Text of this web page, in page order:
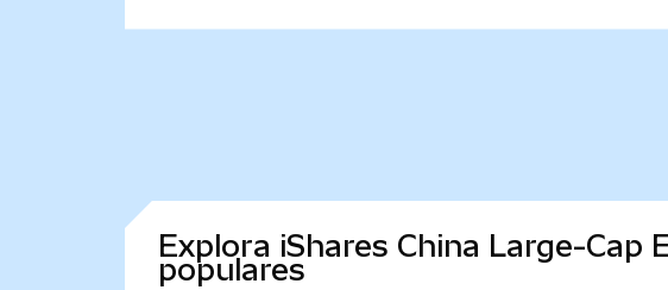
Explora iShares China Large-Cap
populares